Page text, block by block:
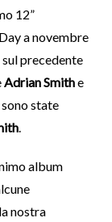
12”
a novembre
precedente
Adrian Smithe
state
.
album
nostra